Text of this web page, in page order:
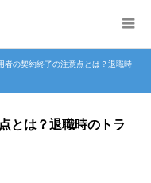
者の契約終了の注意点とは？退職時
とは？退職時のトラ